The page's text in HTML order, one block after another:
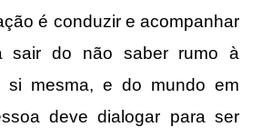
é conduzir e acompanhar
sair do não saber rumo à
si mesma, e do mundo em
deve dialogar para ser